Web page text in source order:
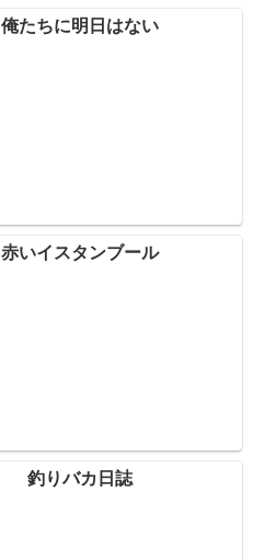
俺たちに明日はない
赤いイスタンブール
釣りバカ日誌